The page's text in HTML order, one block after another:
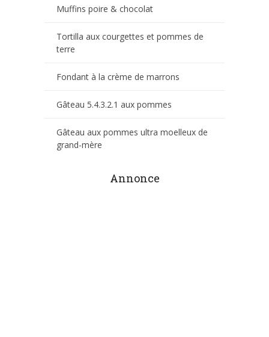
Muffins poire & chocolat
Tortilla aux courgettes et pommes de
terre
Fondant à la crème de marrons
Gâteau 5.4.3.2.1 aux pommes
Gâteau aux pommes ultra moelleux de
grand-mère
Annonce